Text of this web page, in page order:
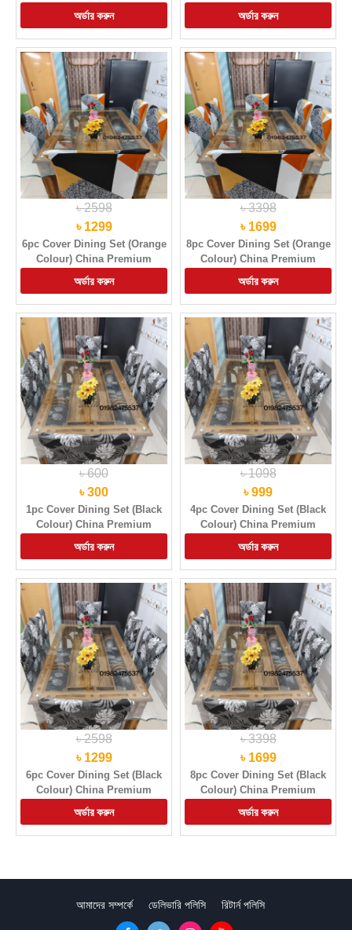
Quality Chair Cover
Quality Chair Cover
৳ 2598
৳ 1299
6pc Cover Dining Set (Orange
Colour) China Premium
Quality Chair Cover
৳ 3398
৳ 1699
8pc Cover Dining Set (Orange
Colour) China Premium
Quality Chair Cover
৳ 600
৳ 300
1pc Cover Dining Set (Black
Colour) China Premium
Quality Chair Cover
৳ 1098
৳ 999
4pc Cover Dining Set (Black
Colour) China Premium
Quality Chair Cover
৳ 2598
৳ 1299
6pc Cover Dining Set (Black
Colour) China Premium
Quality Chair Cover
৳ 3398
৳ 1699
8pc Cover Dining Set (Black
Colour) China Premium
Quality Chair Cover
আমাদের সম্পর্কে ডেলিভারি পলিসি রিটার্ন পলিসি